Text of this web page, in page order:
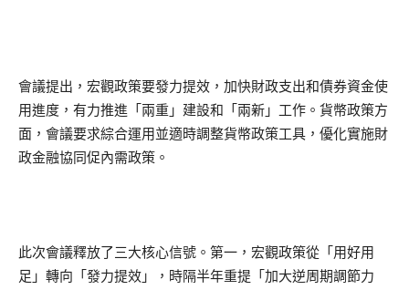
會議提出，宏觀政策要發力提效，加快財政支出和債券資金使
用進度，有力推進「兩重」建設和「兩新」工作。貨幣政策方
面，會議要求綜合運用並適時調整貨幣政策工具，優化實施財
政金融協同促內需政策。
此次會議釋放了三大核心信號。第一，宏觀政策從「用好用
足」轉向「發力提效」，時隔半年重提「加大逆周期調節力